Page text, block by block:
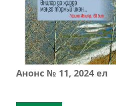
Анонс № 11, 2024 ел